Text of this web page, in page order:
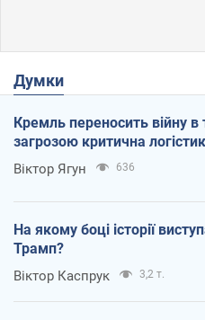
Думки
Кремль переносить війну в
загрозою критична
Віктор Ягун 636
На якому боці історії
Трамп?
Віктор Каспрук 3,2 т.